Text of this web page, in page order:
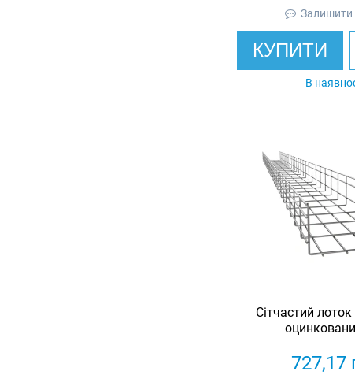
Залишити
КУПИТИ
В
Сітчастий
727,17